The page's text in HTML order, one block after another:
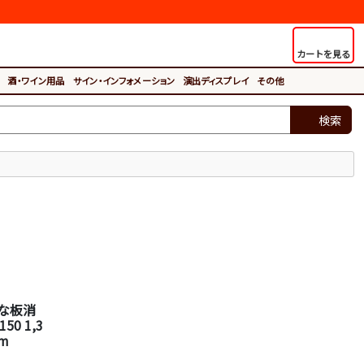
カートを見る
酒・ワイン用品 サイン・インフォメーション 演出ディスプレイ その他
検索
板消
1,3